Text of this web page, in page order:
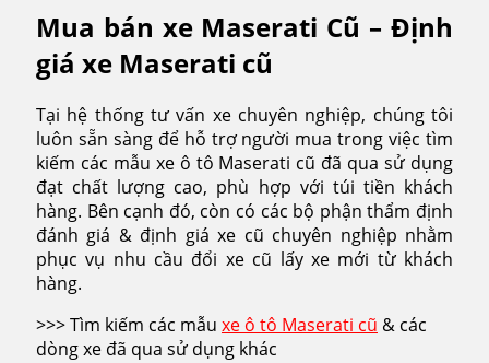
Mua bán xe Maserati Cũ – Định
giá xe Maserati cũ
Tại hệ thống tư vấn xe chuyên nghiệp, chúng tôi
luôn sẵn sàng để hỗ trợ người mua trong việc tìm
kiếm các mẫu xe ô tô Maserati cũ đã qua sử dụng
đạt chất lượng cao, phù hợp với túi tiền khách
hàng. Bên cạnh đó, còn có các bộ phận thẩm định
đánh giá & định giá xe cũ chuyên nghiệp nhằm
phục vụ nhu cầu đổi xe cũ lấy xe mới từ khách
hàng.
>>> Tìm kiếm các mẫu xe ô tô Maserati cũ & các
dòng xe đã qua sử dụng khác